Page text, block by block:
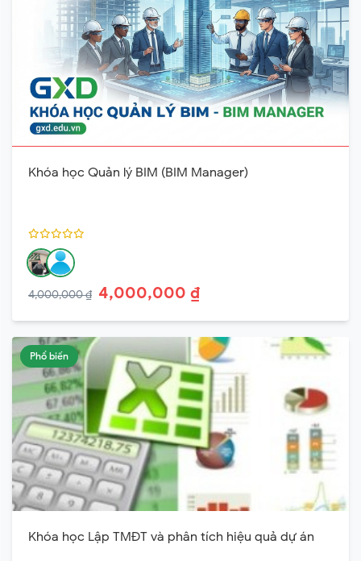
Khóa học Quản lý BIM (BIM Manager)
4,000,000 ₫ 4,000,000 ₫
Phổ biến
Khóa học Lập TMĐT và phân tích hiệu quả dự án